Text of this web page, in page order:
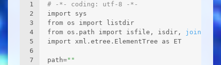
1
2
3
4
5
6
7
# -*- coding: utf-8 -*-
import sys
from os import listdir
from os.path import isfile, isdir, join
import xml.etree.ElementTree as ET
path=""